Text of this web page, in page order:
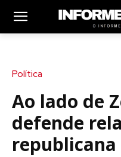
Política
Ao lado de
defende
republicana